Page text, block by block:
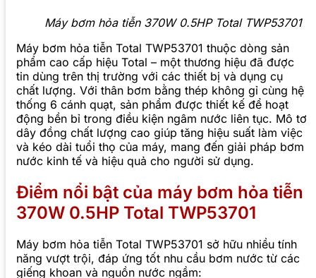
Máy bơm hỏa tiễn 370W 0.5HP Total TWP53701
Máy bơm hỏa tiễn Total TWP53701 thuộc dòng sản
phẩm cao cấp hiệu Total – một thương hiệu đã được
tin dùng trên thị trường với các thiết bị và dụng cụ
chất lượng. Với thân bơm bằng thép không gỉ cùng hệ
thống 6 cánh quạt, sản phẩm được thiết kế để hoạt
động bền bỉ trong điều kiện ngâm nước liên tục. Mô tơ
dây đồng chất lượng cao giúp tăng hiệu suất làm việc
và kéo dài tuổi thọ của máy, mang đến giải pháp bơm
nước kinh tế và hiệu quả cho người sử dụng.
Điểm nổi bật của máy bơm hỏa tiễn
370W 0.5HP Total TWP53701
Máy bơm hỏa tiễn Total TWP53701 sở hữu nhiều tính
năng vượt trội, đáp ứng tốt nhu cầu bơm nước từ các
giếng khoan và nguồn nước ngầm: